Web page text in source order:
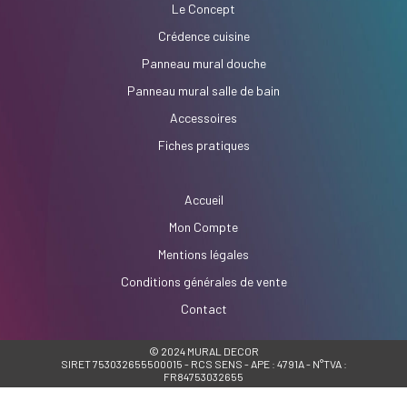
Le Concept
Crédence cuisine
Panneau mural douche
Panneau mural salle de bain
Accessoires
Fiches pratiques
Accueil
Mon Compte
Mentions légales
Conditions générales de vente
Contact
© 2024 MURAL DECOR
SIRET 753032655500015 - RCS SENS - APE : 4791A - N°TVA :
FR84753032655